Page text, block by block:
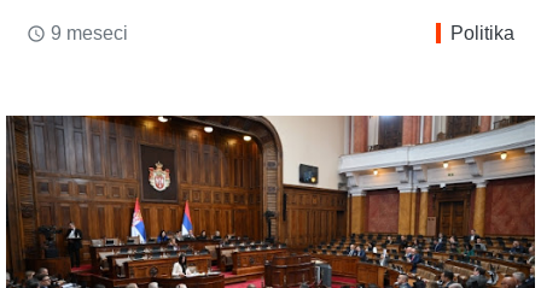
access_time 9 meseci Politika